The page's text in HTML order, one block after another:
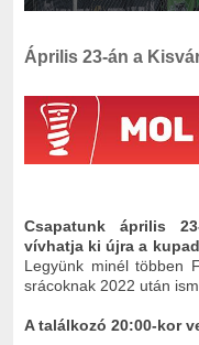
Április 23-án a
Csapatunk április
vívhatja ki újra a
Legyünk minél többen
srácoknak 2022 után
A találkozó 20:00-kor